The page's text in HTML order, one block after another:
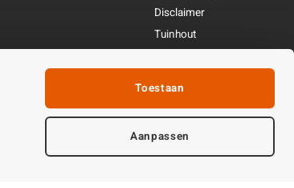
Disclaimer
Tuinhout
Toestaan
Aanpassen